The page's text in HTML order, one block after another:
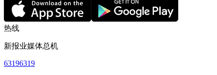
热线
新报业媒体总机
63196319